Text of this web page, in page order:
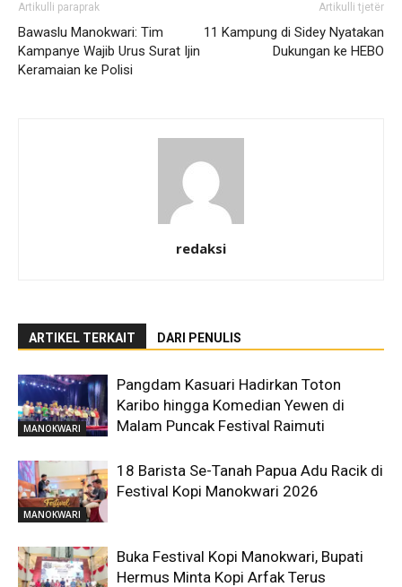
Artikulli paraprak
Bawaslu Manokwari: Tim
Kampanye Wajib Urus Surat Ijin
Keramaian ke Polisi
Artikulli tjetër
11 Kampung di Sidey Nyatakan
Dukungan ke HEBO
redaksi
ARTIKEL TERKAIT DARI PENULIS
MANOKWARI
Pangdam Kasuari Hadirkan Toton
Karibo hingga Komedian Yewen di
Malam Puncak Festival Raimuti
MANOKWARI
18 Barista Se-Tanah Papua Adu Racik di
Festival Kopi Manokwari 2026
Buka Festival Kopi Manokwari, Bupati
Hermus Minta Kopi Arfak Terus